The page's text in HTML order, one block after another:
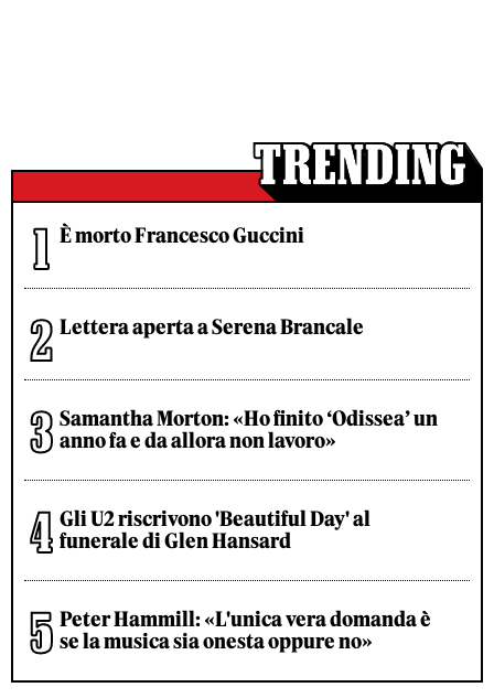
È morto Francesco Guccini
Lettera aperta a Serena Brancale
Samantha Morton: «Ho finito ‘Odissea’ un
anno fa e da allora non lavoro»
Gli U2 riscrivono 'Beautiful Day' al
funerale di Glen Hansard
Peter Hammill: «L'unica vera domanda è
se la musica sia onesta oppure no»